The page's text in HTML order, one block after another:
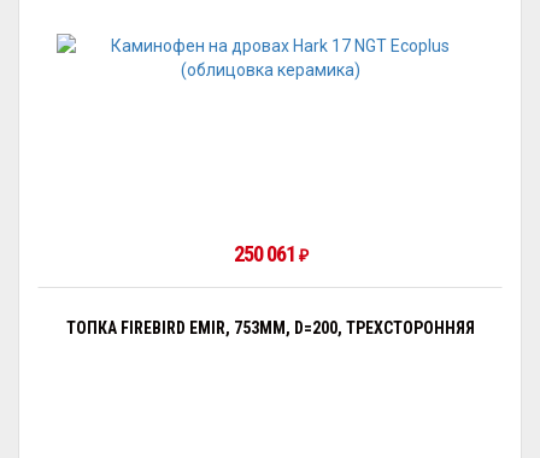
250 061 ₽
ТОПКА FIREBIRD EMIR, 753ММ, D=200, ТРЕХСТОРОННЯЯ